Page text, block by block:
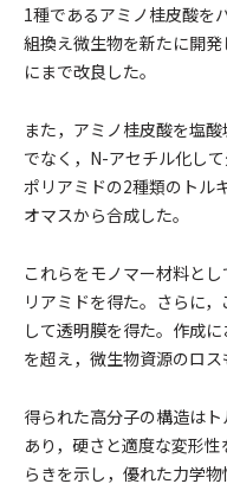
1種であるアミノ桂皮酸を
組換え微生物を新たに開
にまで改良した。
また，アミノ桂皮酸を塩
でなく，N-アセチル化し
ポリアミドの2種類のトル
オマスから合成した。
これらをモノマー材料と
リアミドを得た。さらに
して透明膜を得た。作成
を超え，微生物資源のロス
得られた高分子の構造は
あり，硬さと適度な変形
らきを示し，優れた力学物